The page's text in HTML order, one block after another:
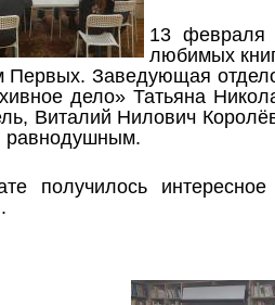
13 февраля
любимых
Первых. Заведующая
дело» Татьяна
Виталий Нилович
равнодушным.
получилось